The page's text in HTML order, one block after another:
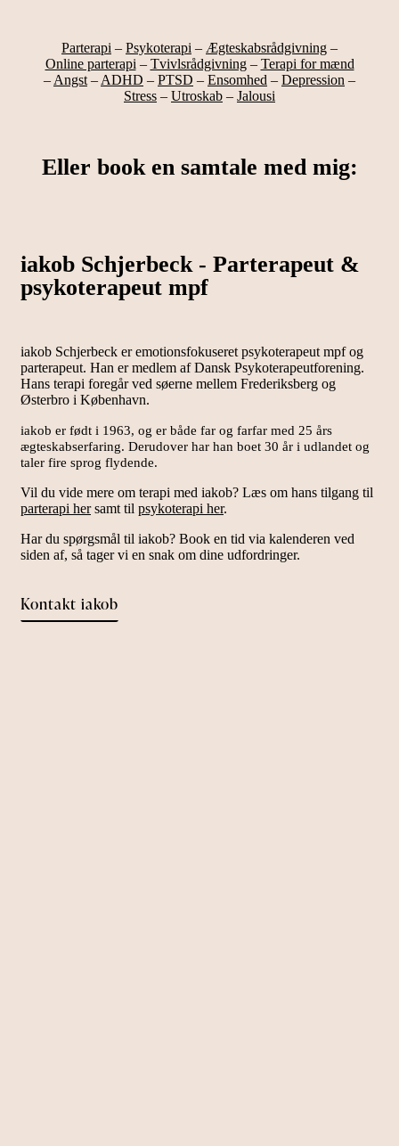
Parterapi – Psykoterapi – Ægteskabsrådgivning –
Online parterapi – Tvivlsrådgivning– Terapi for mænd
– Angst – ADHD – PTSD – Ensomhed – Depression –
Stress – Utroskab – Jalousi
Eller book en samtale med mig:
iakob Schjerbeck - Parterapeut &
psykoterapeut mpf
iakob Schjerbeck er emotionsfokuseret psykoterapeut mpf og
parterapeut. Han er medlem af Dansk Psykoterapeutforening.
Hans terapi foregår ved søerne mellem Frederiksberg og
Østerbro i København.
iakob er født i 1963, og er både far og farfar med 25 års
ægteskabserfaring. Derudover har han boet 30 år i udlandet og
taler fire sprog flydende.
Vil du vide mere om terapi med iakob? Læs om hans tilgang til
parterapi hersamt til psykoterapi her.
Har du spørgsmål til iakob? Book en tid via kalenderen ved
siden af, så tager vi en snak om dine udfordringer.
Kontakt iakob